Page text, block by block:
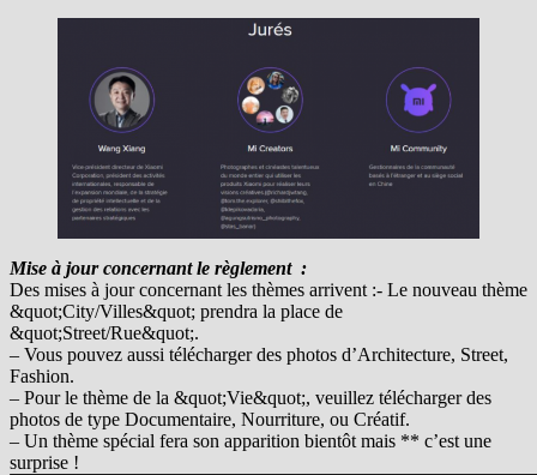
Mise à jour concernant le règlement :
Des mises à jour concernant les thèmes arrivent :- Le nouveau thème
&quot;City/Villes&quot; prendra la place de
&quot;Street/Rue&quot;.
– Vous pouvez aussi télécharger des photos d’Architecture, Street,
Fashion.
– Pour le thème de la &quot;Vie&quot;, veuillez télécharger des
photos de type Documentaire, Nourriture, ou Créatif.
– Un thème spécial fera son apparition bientôt mais ** c’est une
surprise !